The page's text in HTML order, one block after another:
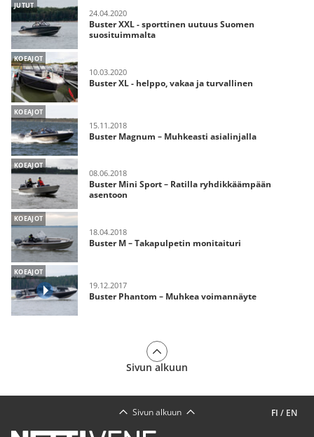
JUTUT
24.04.2020
Buster XXL - sporttinen uutuus Suomen
suosituimmalta
KOEAJOT
10.03.2020
Buster XL - helppo, vakaa ja turvallinen
KOEAJOT
15.11.2018
Buster Magnum – Muhkeasti asialinjalla
KOEAJOT
08.06.2018
Buster Mini Sport – Ratilla ryhdikkäämpään
asentoon
KOEAJOT
18.04.2018
Buster M – Takapulpetin monitaituri
KOEAJOT
19.12.2017
Buster Phantom – Muhkea voimannäyte
Sivun alkuun
FI / EN
Sivun alkuun